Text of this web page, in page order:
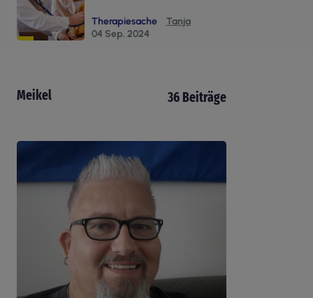
Therapiesache
Tanja
04 Sep. 2024
Meikel 36 Beiträge